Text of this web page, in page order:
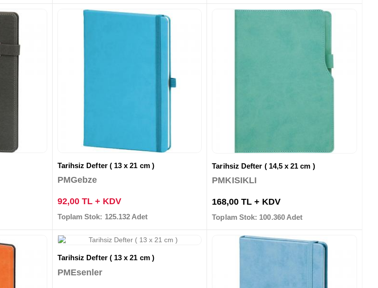
Tarihsiz Defter ( 13 x 21 cm )
PMGebze
92,00 TL + KDV
Toplam Stok: 125.132 Adet
Tarihsiz Defter ( 14,5 x 21 cm )
PMKISIKLI
168,00 TL + KDV
Toplam Stok: 100.360 Adet
Tarihsiz Defter ( 13 x 21 cm )
PMEsenler